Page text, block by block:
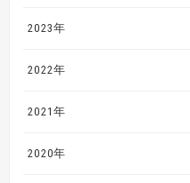
2023年
2022年
2021年
2020年